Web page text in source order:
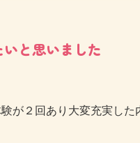
と思いました
が２回あり大変充実し